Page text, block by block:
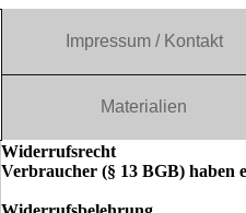
Impressum / Kontakt
Materialien
Widerrufsrecht
Verbraucher (§ 13 BGB) haben